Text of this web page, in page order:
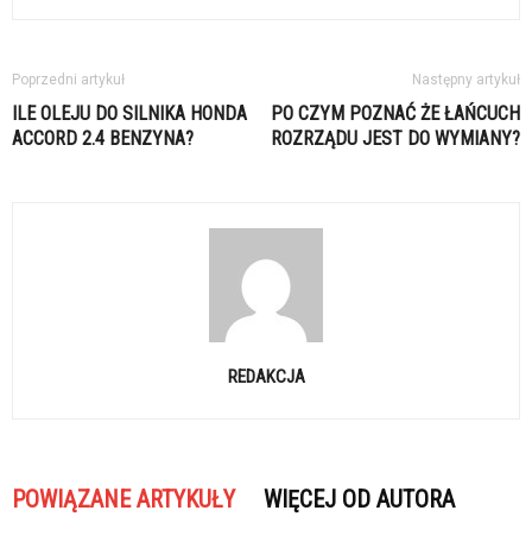
Poprzedni artykuł
ILE OLEJU DO SILNIKA HONDA
ACCORD 2.4 BENZYNA?
Następny artykuł
PO CZYM POZNAĆ ŻE ŁAŃCUCH
ROZRZĄDU JEST DO WYMIANY?
REDAKCJA
POWIĄZANE ARTYKUŁY WIĘCEJ OD AUTORA